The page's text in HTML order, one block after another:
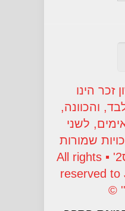
זכר הינו
והכוונה,
לשני
שמורות
ליעקב שקד - 'בוס2' ▪ All rights
reserved to